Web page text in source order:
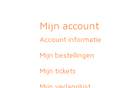
Mijn account
Account informatie
Mijn bestellingen
Mijn tickets